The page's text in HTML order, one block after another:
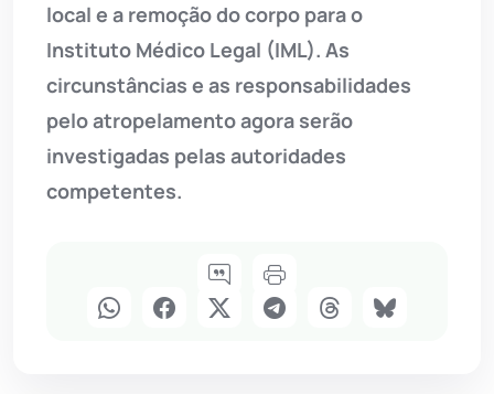
local e a remoção do corpo para o
Instituto Médico Legal (IML). As
circunstâncias e as responsabilidades
pelo atropelamento agora serão
investigadas pelas autoridades
competentes.